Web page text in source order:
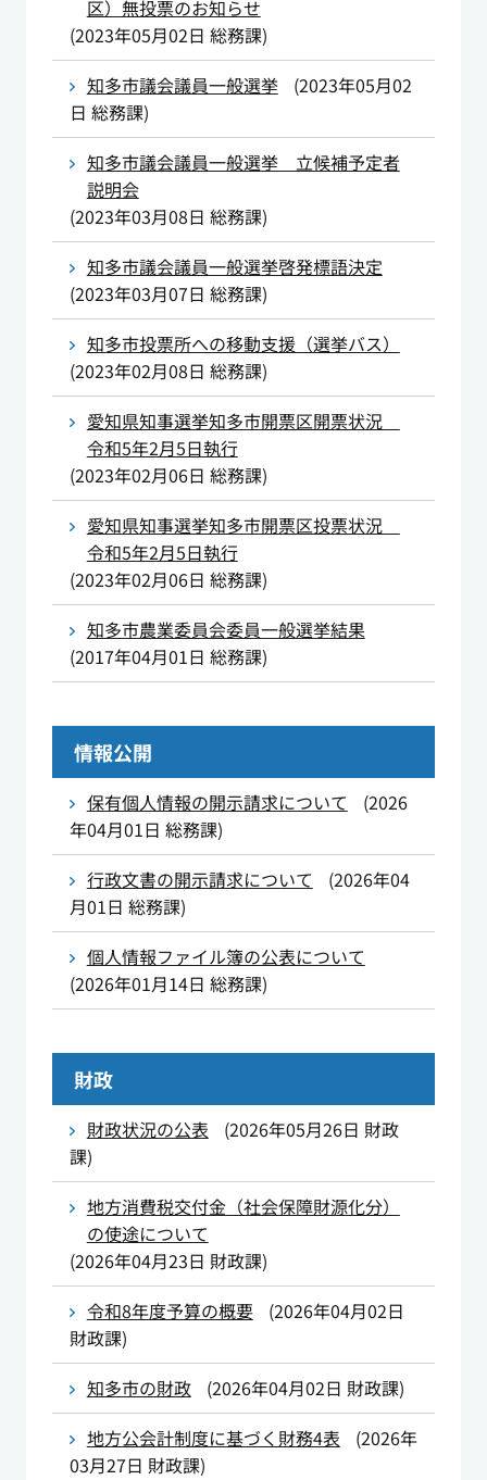
区）無投票のお知らせ
(2023年05月02日 総務課)
知多市議会議員一般選挙
(2023年05月02
日 総務課)
知多市議会議員一般選挙 立候補予定者
説明会
(2023年03月08日 総務課)
知多市議会議員一般選挙啓発標語決定
(2023年03月07日 総務課)
知多市投票所への移動支援（選挙バス）
(2023年02月08日 総務課)
愛知県知事選挙知多市開票区開票状況
令和5年2月5日執行
(2023年02月06日 総務課)
愛知県知事選挙知多市開票区投票状況
令和5年2月5日執行
(2023年02月06日 総務課)
知多市農業委員会委員一般選挙結果
(2017年04月01日 総務課)
情報公開
保有個人情報の開示請求について (2026
年04月01日 総務課)
行政文書の開示請求について
(2026年04
月01日 総務課)
個人情報ファイル簿の公表について
(2026年01月14日 総務課)
財政
財政状況の公表 (2026年05月26日 財政
課)
地方消費税交付金（社会保障財源化分）
の使途について
(2026年04月23日 財政課)
令和8年度予算の概要
(2026年04月02日
財政課)
知多市の財政
(2026年04月02日 財政課)
地方公会計制度に基づく財務4表
(2026年
03月27日 財政課)